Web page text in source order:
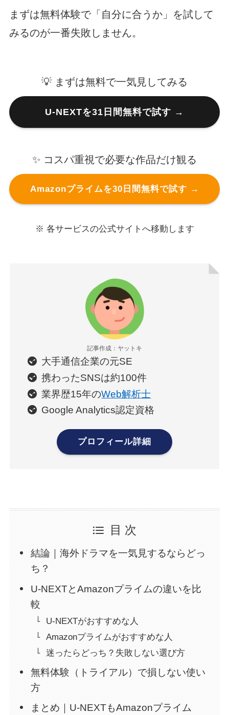
まずは無料体験で「自分に合うか」を試して
みるのが一番失敗しません。
💡 まずは無料で一気見してみる
U-NEXTを31日間無料で試す →
✨ コスパ重視で必要な作品だけ観る
Amazonプライムを30日間無料で試す →
※ 各サービスの公式サイトへ移動します
記事作成：ヤットキ
大手通信企業の元SE
携わったSNSは約100件
業界歴15年のWeb解析士
Google Analytics認定資格
プロフィール詳細
目 次
結論｜海外ドラマを一気見するならどっ
ち？
U-NEXTとAmazonプライムの違いを比
較
U-NEXTがおすすめな人
Amazonプライムがおすすめな人
迷ったらどっち？失敗しない選び方
無料体験（トライアル）で損しない使い
方
まとめ｜U-NEXTもAmazonプライム